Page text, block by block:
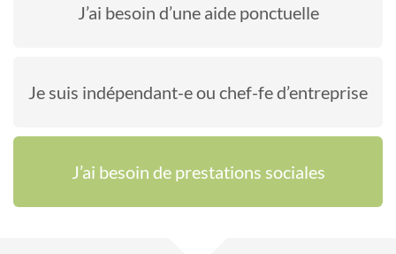
J’ai besoin d’une aide ponctuelle
Je suis indépendant-e ou chef-fe d’entreprise
J’ai besoin de prestations sociales